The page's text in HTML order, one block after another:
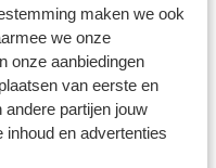
maken we ook
we onze
onze aanbiedingen
van eerste en
partijen jouw
inhoud en advertenties
dan is het
regels van
de ambassade van
waar je doorheen